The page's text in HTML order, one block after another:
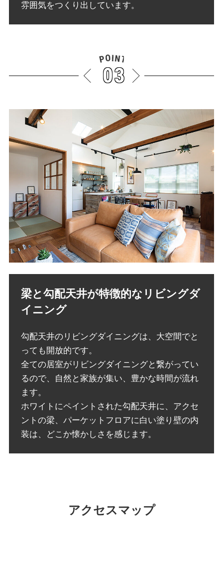
雰囲気をつくり出しています。
梁と勾配天井が特徴的なリビングダ
イニング
勾配天井のリビングダイニングは、大空間でと
っても開放的です。
全ての居室がリビングダイニングと繋がってい
るので、自然と家族が集い、豊かな時間が流れ
ます。
ホワイトにペイントされた勾配天井に、アクセ
ントの梁、パーケットフロアに白い塗り壁の内
装は、どこか懐かしさを感じます。
アクセスマップ